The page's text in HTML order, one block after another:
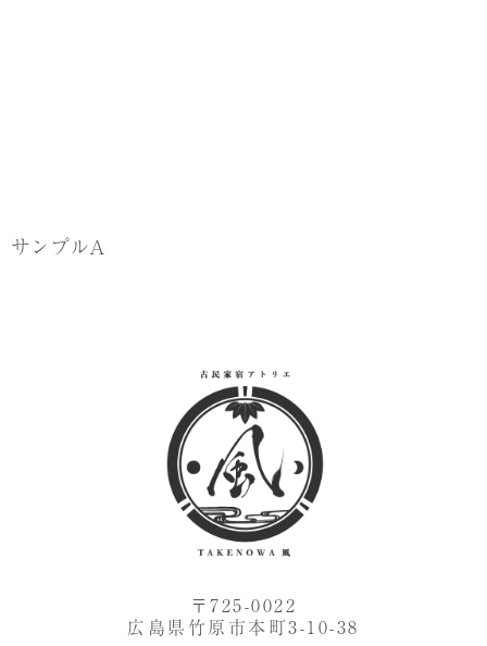
サンプルA
〒725-0022
広島県竹原市本町3-10-38